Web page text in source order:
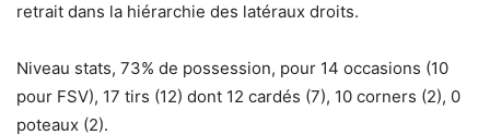
retrait dans la hiérarchie des latéraux droits.
Niveau stats, 73% de possession, pour 14 occasions (10
pour FSV), 17 tirs (12) dont 12 cardés (7), 10 corners (2), 0
poteaux (2).